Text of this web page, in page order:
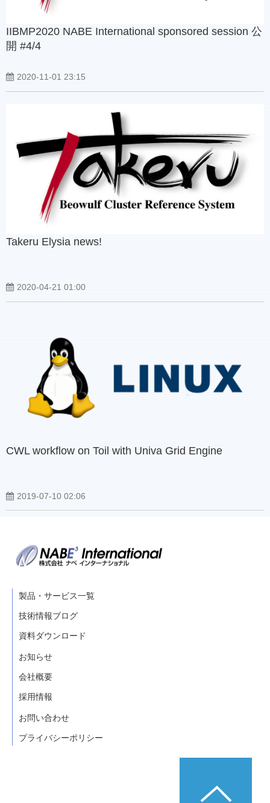
IIBMP2020 NABE International sponsored session 公
開 #4/4
2020-11-01 23:15
Takeru Elysia news!
2020-04-21 01:00
CWL workflow on Toil with Univa Grid Engine
2019-07-10 02:06
製品・サービス一覧
技術情報ブログ
資料ダウンロード
お知らせ
会社概要
採用情報
お問い合わせ
プライバシーポリシー